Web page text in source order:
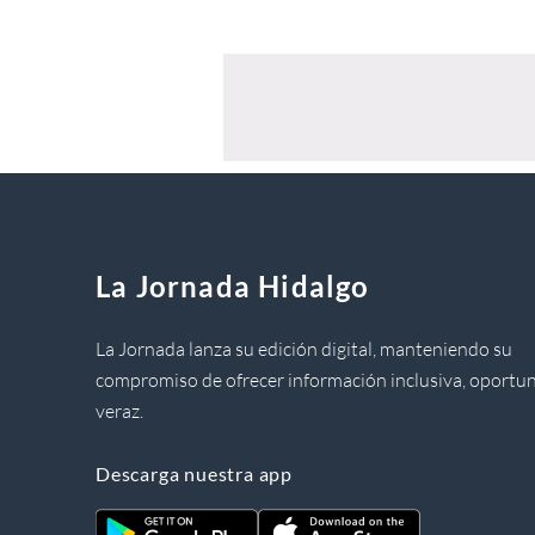
La Jornada Hidalgo
La Jornada lanza su edición digital, manteniendo su
compromiso de ofrecer información inclusiva,
veraz.
Descarga nuestra app